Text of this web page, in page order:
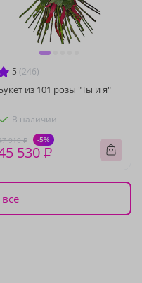
5 (246)
из 101 розы "Ты и я"
В наличии
910 ₽ -5%
530 ₽